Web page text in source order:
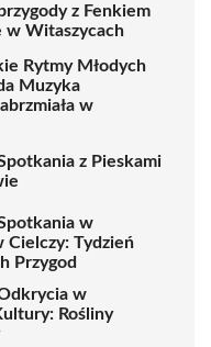
z Fenkiem
Witaszycach
Rytmy Młodych
Muzyka
w
z Pieskami
w
Cielczy: Tydzień
Przygod
w
Rośliny